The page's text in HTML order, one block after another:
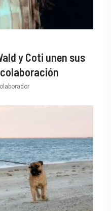
y Coti unen sus